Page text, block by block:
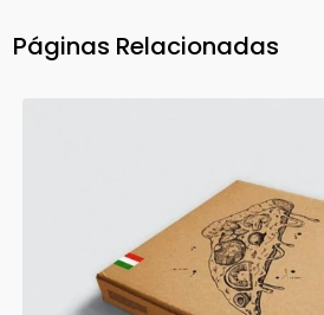
Páginas Relacionadas